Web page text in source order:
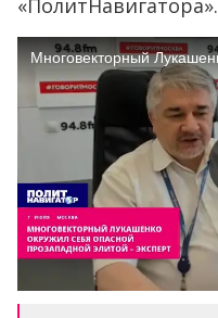
«ПолитНавигатора».